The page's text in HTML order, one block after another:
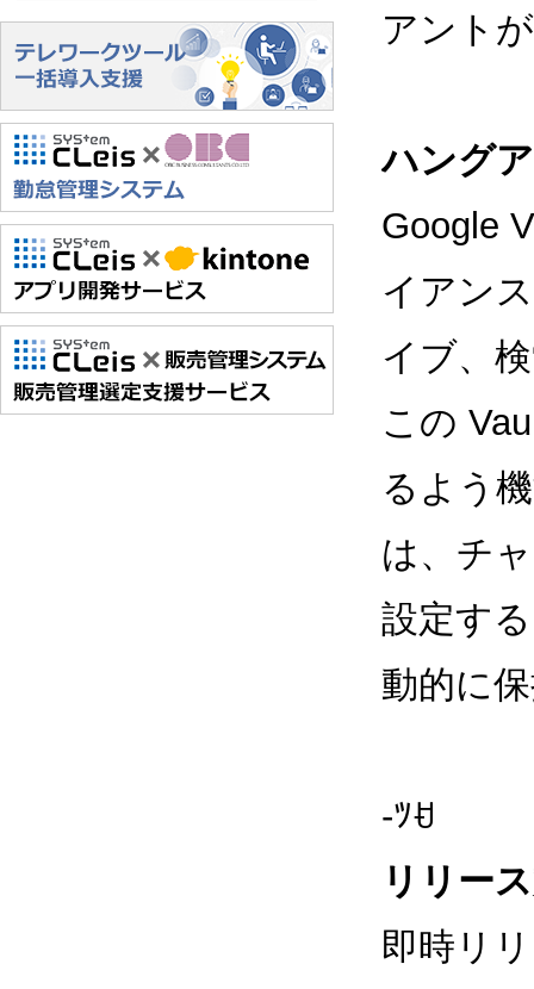
アント
ハング
Google
イアン
イブ、
この
るよう
は、チ
設定す
動的に
-ﾂꀀ
リリー
即時リ